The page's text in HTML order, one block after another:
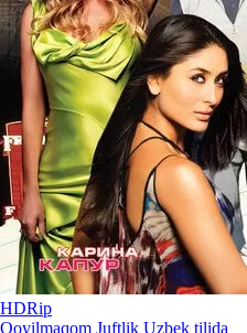
HDRip
Qoyilmaqom Juftlik Uzbek tilida